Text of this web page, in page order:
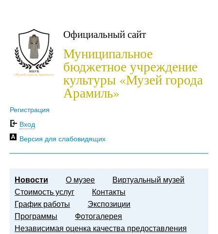
Официальный сайт
Муниципальное
бюджетное учреждение
культуры «Музей города
Арамиль»
Регистрация
Вход
Версия для слабовидящих
Новости О музее
Виртуальный музей
Стоимость услуг
Контакты
График работы
Экспозиции
Программы
Фотогалерея
Независимая оценка качества предоставления